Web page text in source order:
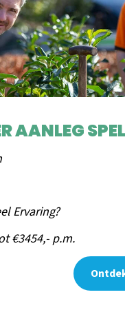
AANLEG
Ervaring?
€3454,- p.m.